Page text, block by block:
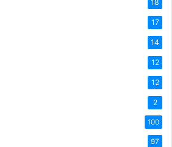
18
17
14
12
12
2
100
97